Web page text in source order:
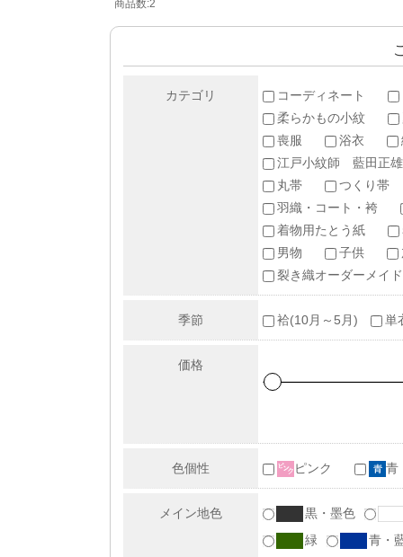
商品数:2
カテゴリ コーディネート
柔らかもの小紋
喪服
浴衣
江戸小紋師 藍田正
丸帯
つくり帯
羽織・コート・袴
着物用たとう紙
男物
子供
裂き織オーダーメイド
季節 袷(10月～5月) 単
価格
色個性 ピンク 青
メイン地色
黒・墨色
緑
青・